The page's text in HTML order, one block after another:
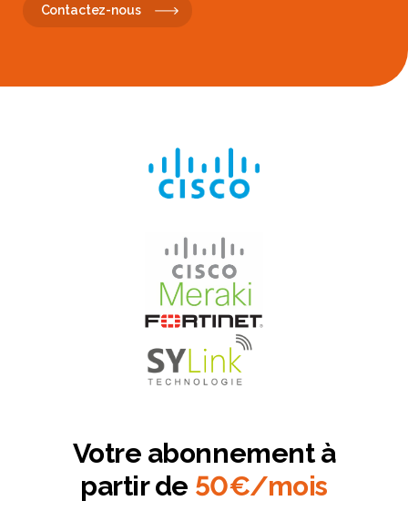
Contactez-nous
Votre abonnement à
partir de 50€/mois